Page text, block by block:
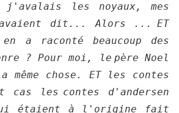
les noyaux, mes
dit... Alors ...
ET
a raconté beaucoup des
? Pour moi, le père Noel
même chose. ET les contes
cas les contes d'andersen
étaient à l'origine fait